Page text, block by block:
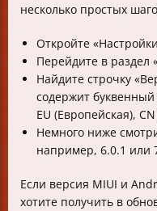
несколько простых
Откройте
Перейдите в раздел
Найдите строчку
содержит буквенный
EU (Европейская),
Немного ниже
например, 6.0.1 или
Если версия MIUI и
хотите получить в